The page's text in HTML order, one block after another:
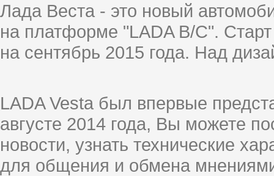
Лада Веста - это новый
на платформе "LADA B/C".
на сентябрь 2015 года. Над
LADA Vesta был впервые
августе 2014 года, Вы можете
новости, узнать технические
для общения и обмена